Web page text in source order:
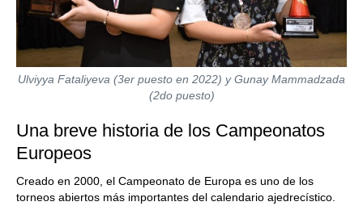
Ulviyya Fataliyeva (3er puesto en 2022) y Gunay Mammadzada
(2do puesto)
Una breve historia de los Campeonatos
Europeos
Creado en 2000, el Campeonato de Europa es uno de los
torneos abiertos más importantes del calendario ajedrecístico.